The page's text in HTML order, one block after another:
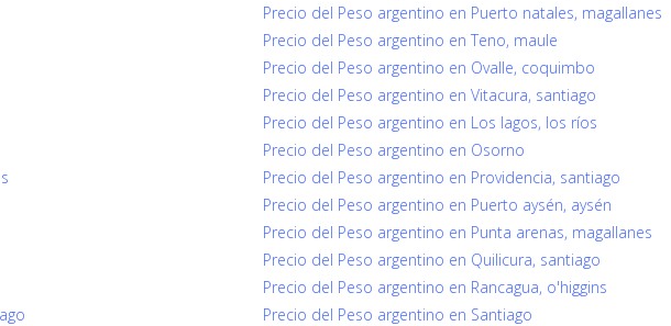
Precio del Peso argentino en Puerto natales, magallanes
Precio del Peso argentino en Teno, maule
Precio del Peso argentino en Ovalle, coquimbo
Precio del Peso argentino en Vitacura, santiago
Precio del Peso argentino en Los lagos, los ríos
Precio del Peso argentino en Osorno
Precio del Peso argentino en Providencia, santiago
Precio del Peso argentino en Puerto aysén, aysén
Precio del Peso argentino en Punta arenas, magallanes
Precio del Peso argentino en Quilicura, santiago
Precio del Peso argentino en Rancagua, o'higgins
Precio del Peso argentino en Santiago